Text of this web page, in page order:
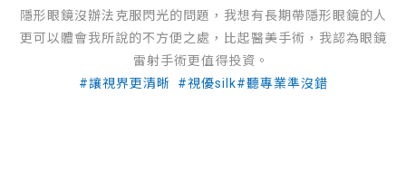
隱形眼鏡沒辦法克服閃光的問題，我想有長期帶隱形眼鏡的人
更可以體會我所說的不方便之處，比起醫美手術，我認為眼鏡
雷射手術更值得投資。
#讓視界更清晰 #視優silk#聽專業準沒錯